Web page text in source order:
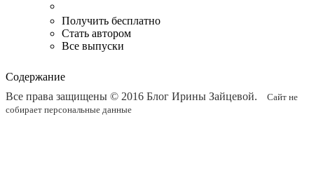
Получить бесплатно
Стать автором
Все выпуски
Содержание
Все права защищены © 2016 Блог Ирины Зайцевой.
Сайт не
собирает персональные данные